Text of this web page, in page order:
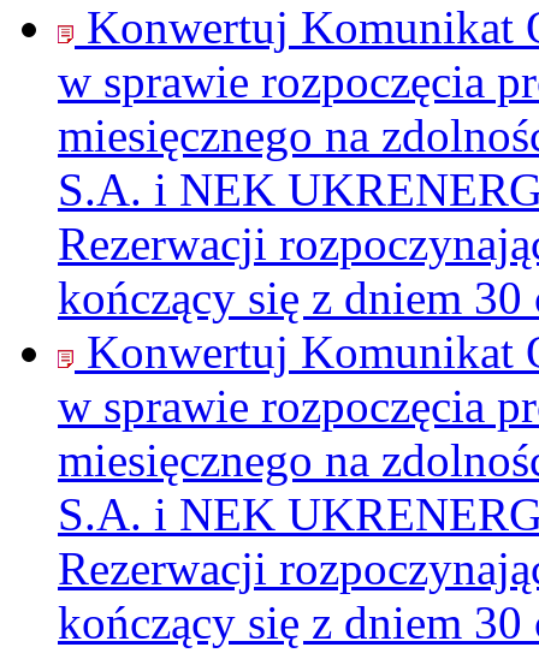
Konwertuj Komunikat
w sprawie rozpoczęcia
miesięcznego na
S.A. i NEK
Rezerwacji
kończący się z dniem
Konwertuj Komunikat
w sprawie rozpoczęcia
miesięcznego na
S.A. i NEK
Rezerwacji
kończący się z dniem